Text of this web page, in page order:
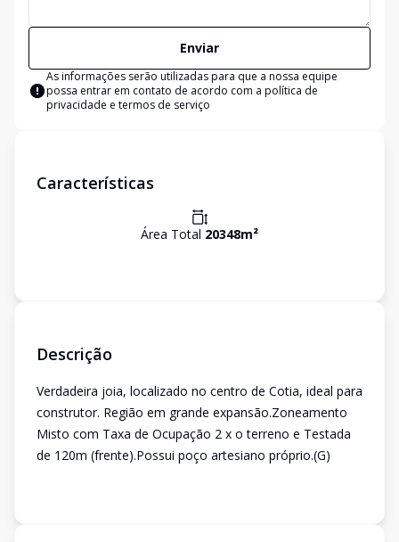
Enviar
As informações serão utilizadas para que a nossa equipe
possa entrar em contato de acordo com a política de
privacidade e termos de serviço
Características
Área Total 20348m²
Descrição
Verdadeira joia, localizado no centro de Cotia, ideal para
construtor. Região em grande expansão.Zoneamento
Misto com Taxa de Ocupação 2 x o terreno e Testada
de 120m (frente).Possui poço artesiano próprio.(G)